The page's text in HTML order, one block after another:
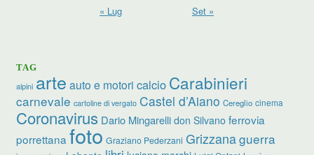
« Lug
Set »
TAG
alpini arte auto e motori calcio Carabinieri
carnevale cartoline di vergato Castel d’Aiano Cereglio cinema
Coronavirus Dario Mingarelli don Silvano ferrovia
porrettana foto Graziano Pederzani Grizzanaguerra